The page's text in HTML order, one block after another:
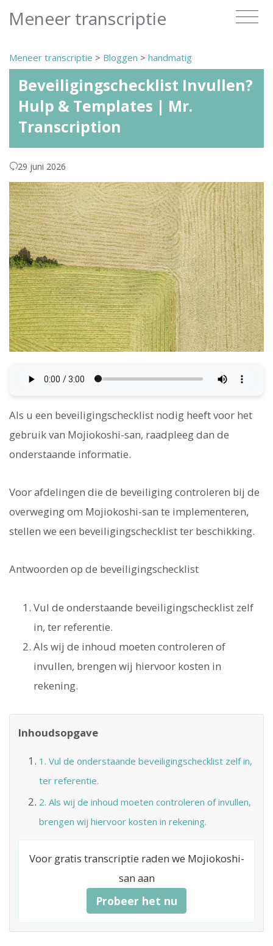
Meneer transcriptie
Meneer transcriptie > Bloggen > handmatig
Beveiligingschecklist Invullen?
Hulp & Templates | Mr.
Transcription
29 juni 2026
Als u een beveiligingschecklist nodig heeft voor het
gebruik van Mojiokoshi-san, raadpleeg dan de
onderstaande informatie.
Voor afdelingen die de beveiliging controleren bij de
overweging om Mojiokoshi-san te implementeren,
stellen we een beveiligingschecklist ter beschikking.
Antwoorden op de beveiligingschecklist
Vul de onderstaande beveiligingschecklist zelf
in, ter referentie.
Als wij de inhoud moeten controleren of
invullen, brengen wij hiervoor kosten in
rekening.
Inhoudsopgave
1. Vul de onderstaande beveiligingschecklist zelf in,
ter referentie.
2. Als wij de inhoud moeten controleren of invullen,
brengen wij hiervoor kosten in rekening.
Voor gratis transcriptie raden we Mojiokoshi-
san aan
Probeer het nu